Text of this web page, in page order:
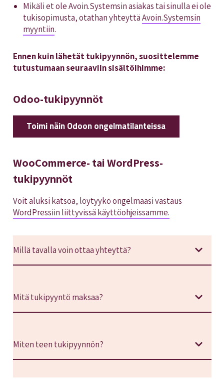
Mikäli et ole Avoin.Systemsin asiakas tai sinulla ei ole
tukisopimusta, otathan yhteyttäAvoin.Systemsin
myyntiin.
Ennen kuin lähetät tukipyynnön, suosittelemme
tutustumaan seuraaviin sisältöihimme:
Odoo-tukipyynnöt
Toimi näin Odoon ongelmatilanteissa
WooCommerce- tai WordPress-
tukipyynnöt
Voit aluksi katsoa, löytyykö ongelmaasi vastaus
WordPressiin liittyvissä käyttöohjeissamme.
Millä tavalla voin ottaa yhteyttä?
Mitä tukipyyntö maksaa?
Miten teen tukipyynnön?